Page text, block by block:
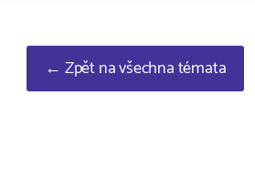
← Zpět na všechna témata